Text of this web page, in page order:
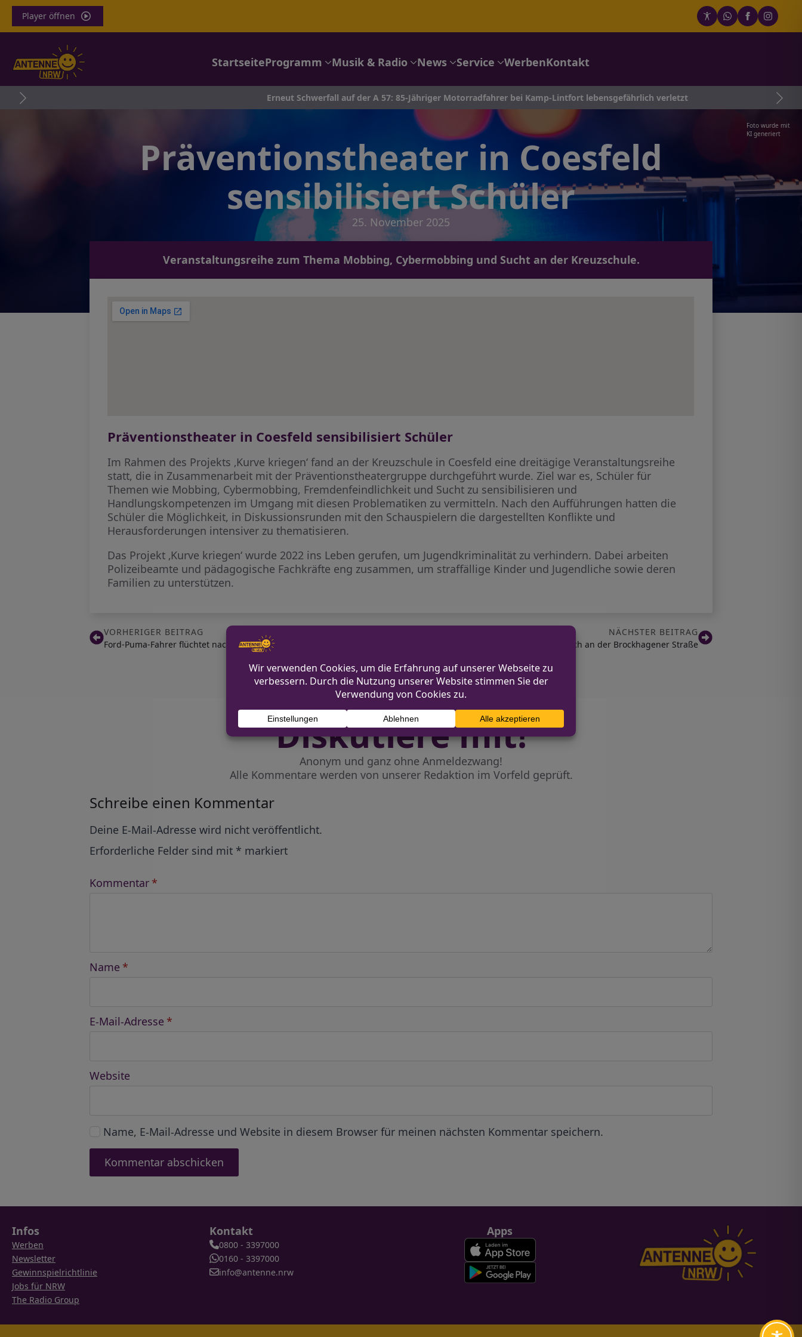
Player öffnen
StartseiteProgramm Musik & Radio News Service WerbenKontakt
Erneut Schwerfall auf der A 57: 85-Jähriger Motorradfahrer bei Kamp-Lintfort lebensgefährlich verletzt
Foto wurde mit
KI generiert
Präventionstheater in Coesfeld
sensibilisiert Schüler
25. November 2025
Veranstaltungsreihe zum Thema Mobbing, Cybermobbing und Sucht an der Kreuzschule.
Präventionstheater in Coesfeld sensibilisiert Schüler
Im Rahmen des Projekts ‚Kurve kriegen‘ fand an der Kreuzschule in Coesfeld eine dreitägige Veranstaltungsreihe
statt, die in Zusammenarbeit mit der Präventionstheatergruppe durchgeführt wurde. Ziel war es, Schüler für
Themen wie Mobbing, Cybermobbing, Fremdenfeindlichkeit und Sucht zu sensibilisieren und
Handlungskompetenzen im Umgang mit diesen Problematiken zu vermitteln. Nach den Aufführungen hatten die
Schüler die Möglichkeit, in Diskussionsrunden mit den Schauspielern die dargestellten Konflikte und
Herausforderungen intensiver zu thematisieren.
Das Projekt ‚Kurve kriegen‘ wurde 2022 ins Leben gerufen, um Jugendkriminalität zu verhindern. Dabei arbeiten
Polizeibeamte und pädagogische Fachkräfte eng zusammen, um straffällige Kinder und Jugendliche sowie deren
Familien zu unterstützen.
VORHERIGER BEITRAG
Ford-Puma-Fahrer flüchtet nach Kollision mit E-Scooter in Köln
NÄCHSTER BEITRAG
Tankstelleneinbruch an der Brockhagener Straße
Diskutiere mit!
Anonym und ganz ohne Anmeldezwang!
Alle Kommentare werden von unserer Redaktion im Vorfeld geprüft.
Schreibe einen Kommentar
Deine E-Mail-Adresse wird nicht veröffentlicht.
Erforderliche Felder sind mit * markiert
Kommentar *
Name *
E-Mail-Adresse *
Website
Name, E-Mail-Adresse und Website in diesem Browser für meinen nächsten Kommentar speichern.
Infos
Werben
Newsletter
Gewinnspielrichtlinie
Jobs für NRW
The Radio Group
Kontakt
0800 - 3397000
0160 - 3397000
info@antenne.nrw
Apps